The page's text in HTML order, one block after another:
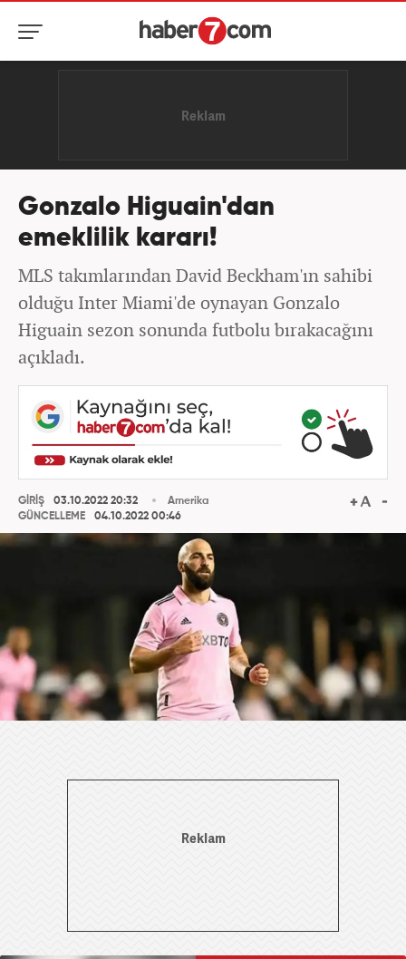
Gonzalo Higuain'dan
emeklilik kararı!
MLS takımlarından David Beckham'ın sahibi
olduğu Inter Miami'de oynayan Gonzalo
Higuain sezon sonunda futbolu bırakacağını
açıkladı.
GİRİŞ
03.10.2022 20:32
GÜNCELLEME
04.10.2022 00:46
Amerika